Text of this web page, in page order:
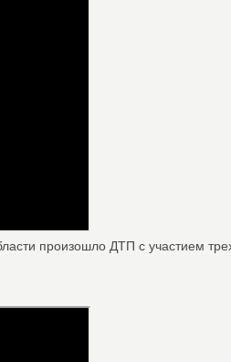
произошло ДТП с участием